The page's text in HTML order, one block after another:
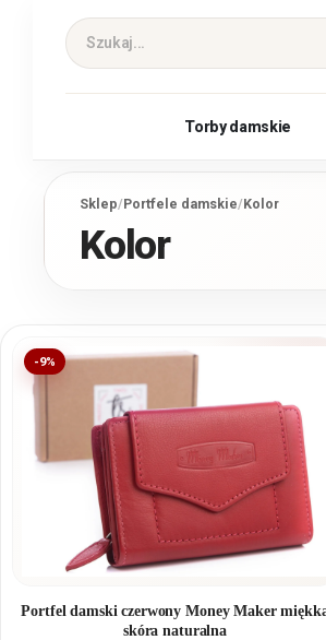
Torby damskie
Sklep/Portfele damskie/Kolor
Kolor
-9%
Portfel damski czerwony Money Maker
skóra naturalna